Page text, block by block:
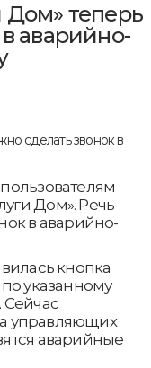
теперь
аварийно-
Дом». Речь
в аварийнo-
кнопка
указанному
Сейчас
управляющих
аварийные